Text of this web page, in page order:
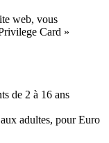
web, vous
Card »
de 2 à 16 ans
adultes, pour Euro